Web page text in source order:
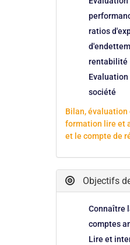
ratios
rentabilité
Evaluation
société
Bilan, évaluation
formation lire et
et le compte de
Objectifs
Connaître
comptes
Lire et